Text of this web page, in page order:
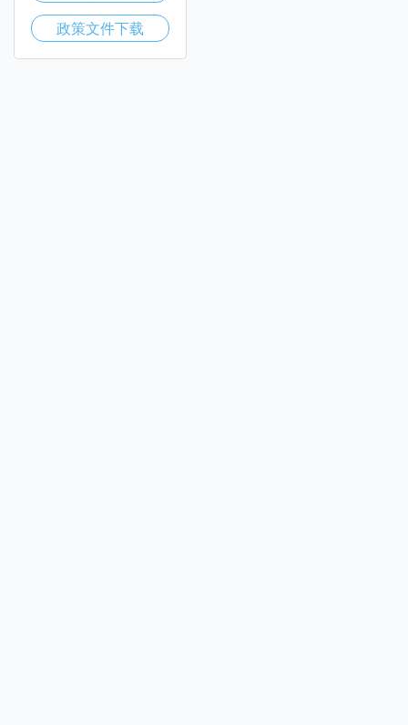
政策文件下载